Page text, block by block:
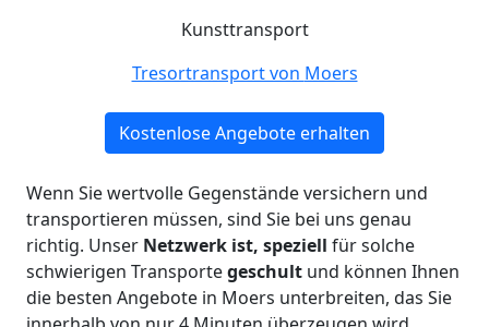
Kunsttransport
Tresortransport von Moers
Kostenlose Angebote erhalten
Wenn Sie wertvolle Gegenstände versichern und
transportieren müssen, sind Sie bei uns genau
richtig. Unser Netzwerk ist, speziell für solche
schwierigen Transportegeschult und können Ihnen
die besten Angebote in Moers unterbreiten, das Sie